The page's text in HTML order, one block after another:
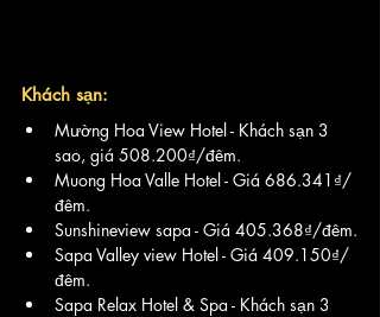
Khách sạn:
Mường Hoa View Hotel - Khách sạn 3
sao, giá 508.200₫/đêm.
Muong Hoa Valle Hotel - Giá 686.341₫/
đêm.
Sunshineview sapa - Giá 405.368₫/đêm.
Sapa Valley view Hotel - Giá 409.150₫/
đêm.
Sapa Relax Hotel & Spa - Khách sạn 3